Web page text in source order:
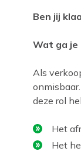
Ben jij
Wat ga je
Als
deze rol
Het
Het